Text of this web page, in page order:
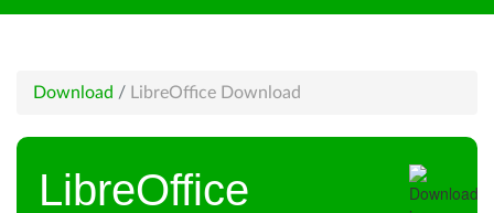
Download / LibreOffice Download
LibreOffice